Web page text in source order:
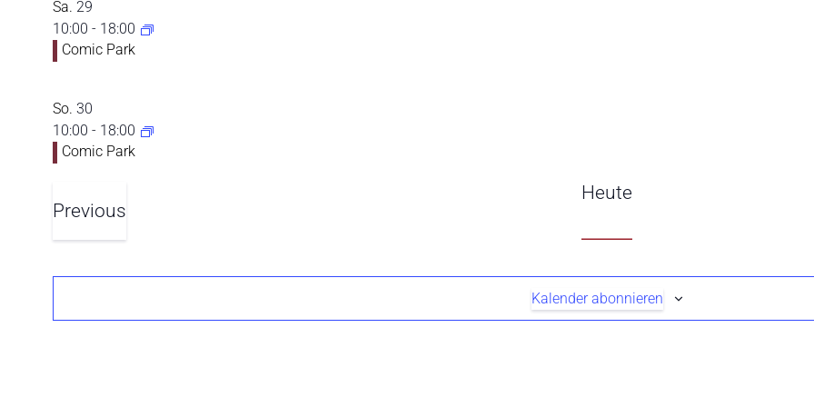
Sa. 29
10:00 - 18:00
Comic Park
So. 30
10:00 - 18:00
Comic Park
Previous
Heute
Kalender abonnieren